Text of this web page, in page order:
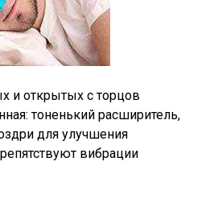
и открытых с торцов
тоненький расширитель,
для улучшения
вибрации